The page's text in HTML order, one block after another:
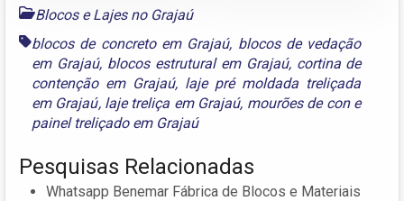
Blocos e Lajes no Grajaú
blocos de concreto em Grajaú, blocos de vedação
em Grajaú, blocos estrutural em Grajaú, cortina de
contenção em Grajaú, laje pré moldada treliçada
em Grajaú, laje treliça em Grajaú, mourões de cone
painel treliçado em Grajaú
Pesquisas Relacionadas
Whatsapp Benemar Fábrica de Blocos e Materiais